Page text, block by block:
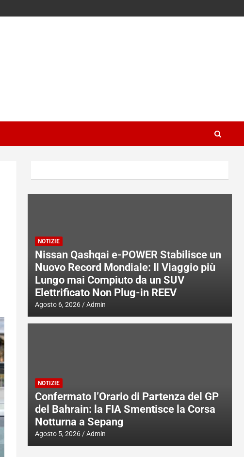
NOTIZIE
Nissan Qashqai e-POWER Stabilisce un
Nuovo Record Mondiale: Il Viaggio più
Lungo mai Compiuto da un SUV
Elettrificato Non Plug-in REEV
Agosto 6, 2026 Admin
NOTIZIE
Confermato l’Orario di Partenza del GP
del Bahrain: la FIA Smentisce la Corsa
Notturna a Sepang
Agosto 5, 2026 Admin